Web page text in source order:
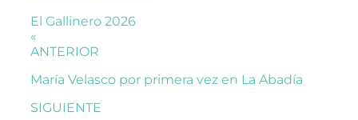
El Gallinero 2026
«
ANTERIOR
María Velasco por primera vez en La Abadía
SIGUIENTE